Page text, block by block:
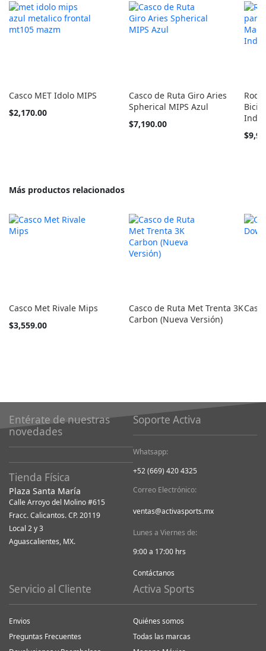
Casco MET Idolo MIPS
Tan
$2,170.00
Casco de Ruta Giro Aries
Spherical MIPS Azul
$7,190.00
Más productos relacionados
Casco Met Rivale Mips
Tan
$3,559.00
Casco de Ruta Met Trenta 3K
Carbon (Nueva Versión)
Entérate de nuestras
novedades
Tienda Física
Plaza Santa María
Calle Arroyo del Molino #615
Fracc. Calicantos. CP. 20119
Local 2 y 3
Aguascalientes, MX.
Soporte Activa
Whatsapp:
+52 (669) 420 4325
Correo Electrónico:
ventas@activasports.mx
Lunes a Viernes de:
9:00 a 17:00 hrs
Contáctanos
Servicio al Cliente
Envios
Preguntas Frecuentes
Activa Sports
Quiénes somos
Todas las marcas